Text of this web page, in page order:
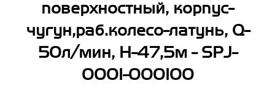
поверхностный, корпус-
чугун,раб.колесо-латунь, Q-
50л/мин, H-47,5м - SPJ-
0001-000100